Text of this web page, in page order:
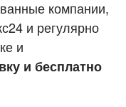
компании,
и регулярно
и
и бесплатно